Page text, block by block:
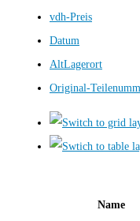
vdh-Preis
Datum
AltLagerort
Original-
Name